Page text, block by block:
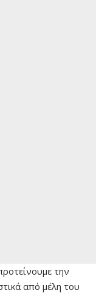
την
από μέλη του